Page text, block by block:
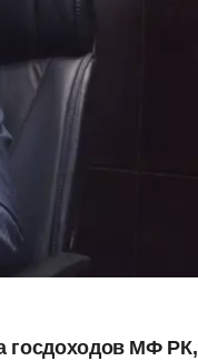
госдоходов МФ РК,